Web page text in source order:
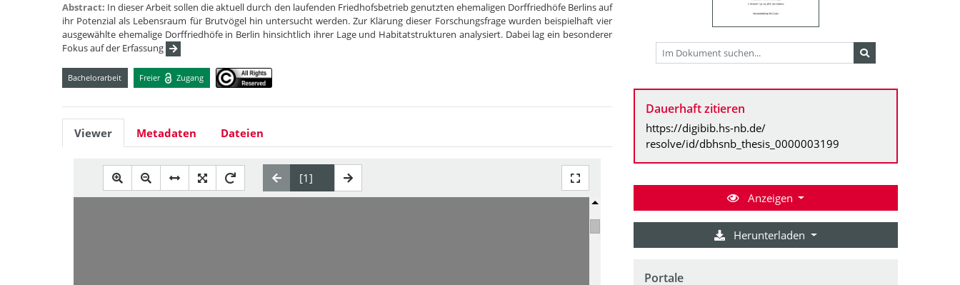
Abstract: In dieser Arbeit sollen die aktuell durch den laufenden Friedhofsbetrieb genutzten ehemaligen Dorffriedhöfe Berlins auf
ihr Potenzial als Lebensraum für Brutvögel hin untersucht werden. Zur Klärung dieser Forschungsfrage wurden beispielhaft vier
ausgewählte ehemalige Dorffriedhöfe in Berlin hinsichtlich ihrer Lage und Habitatstrukturen analysiert. Dabei lag ein besonderer
Fokus auf der Erfassung
Bachelorarbeit Freier Zugang
Viewer Metadaten Dateien
Dauerhaft zitieren
https://digibib.hs-nb.de/
resolve/id/dbhsnb_thesis_0000003199
Anzeigen
Herunterladen
Portale